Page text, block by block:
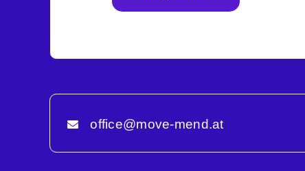
office@move-mend.at